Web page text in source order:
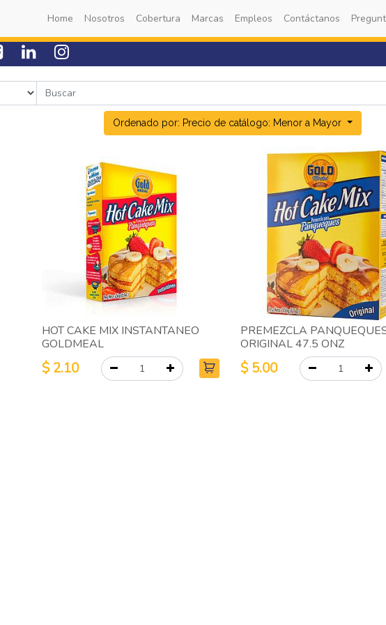
Home Nosotros Cobertura Marcas Empleos Contáctanos
Ordenado por: Precio de catálogo: Menor a Mayor
HOT CAKE MIX INSTANTANEO
GOLDMEAL
$2.10
PREMEZCLA
ORIGINAL 47.5 ONZ
$5.00